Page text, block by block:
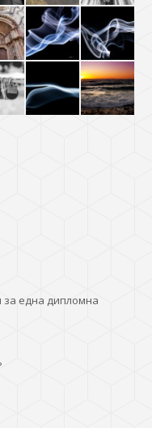
за една дипломна